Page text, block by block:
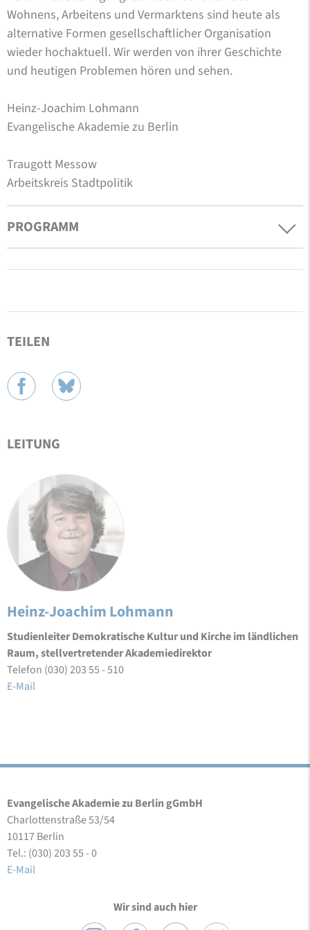
Wohnens, Arbeitens und Vermarktens sind heute als
alternative Formen gesellschaftlicher Organisation
wieder hochaktuell. Wir werden von ihrer Geschichte
und heutigen Problemen hören und sehen.
Heinz-Joachim Lohmann
Evangelische Akademie zu Berlin
Traugott Messow
Arbeitskreis Stadtpolitik
PROGRAMM
TEILEN
LEITUNG
Heinz-Joachim Lohmann
Studienleiter Demokratische Kultur und Kirche im ländlichen
Raum, stellvertretender Akademiedirektor
Telefon (030) 203 55 - 510
E-Mail
Evangelische Akademie zu Berlin gGmbH
Charlottenstraße 53/54
10117 Berlin
Tel.: (030) 203 55 - 0
E-Mail
Wir sind auch hier